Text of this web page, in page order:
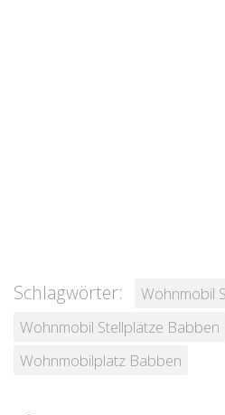
Schlagwörter:
Wohnmobil
Wohnmobil Stellplätze Babben
Wohnmobilplatz Babben